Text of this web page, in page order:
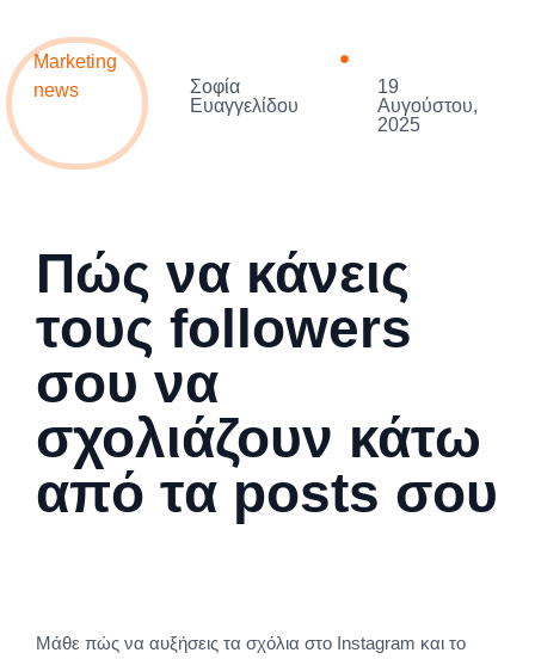
Marketing
news
Σοφία
Ευαγγελίδου
19
Αυγούστου,
2025
Πώς να κάνεις
τους followers
σου να
σχολιάζουν κάτω
από τα posts σου
Μάθε πώς να αυξήσεις τα σχόλια στο Instagram και το